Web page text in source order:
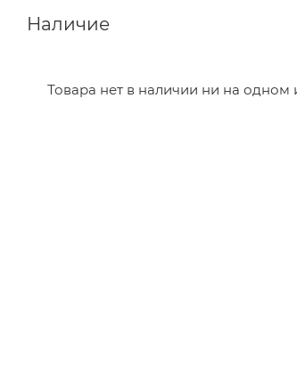
Наличие
Товара нет в наличии ни на одном